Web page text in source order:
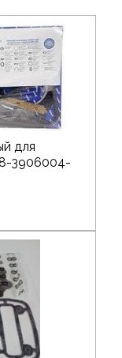
для
3906004-